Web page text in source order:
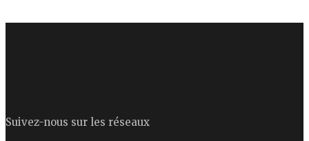
Suivez-nous sur les réseaux